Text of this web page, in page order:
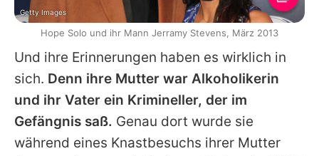
Und ihre Erinnerungen haben es wirklich in
sich. Denn ihre Mutter war Alkoholikerin
und ihr Vater ein Krimineller, der im
Gefängnis saß. Genau dort wurde sie
während eines Knastbesuchs ihrer Mutter
Getty Images
Hope Solo und ihr Mann Jerramy Stevens, März 2013